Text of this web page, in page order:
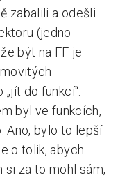
zabalili a odešli
(jedno
být na FF je
do funkcí“.
byl ve funkcích,
Ano, bylo to lepší
o tolik, abych
si za to mohl sám,